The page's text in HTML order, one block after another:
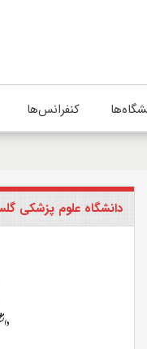
کنفرانس‌ها
دانشگاه علوم پزشکی